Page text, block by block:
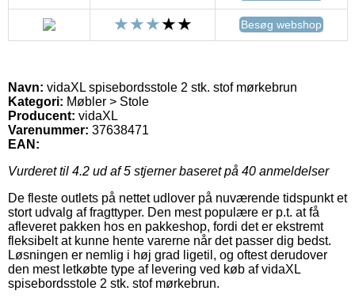
Besøg webshop
Navn: vidaXL spisebordsstole 2 stk. stof mørkebrun
Kategori: Møbler > Stole
Producent: vidaXL
Varenummer: 37638471
EAN:
Vurderet til 4.2 ud af 5 stjerner baseret på 40 anmeldelser
De fleste outlets på nettet udlover på nuværende tidspunkt et
stort udvalg af fragttyper. Den mest populære er p.t. at få
afleveret pakken hos en pakkeshop, fordi det er ekstremt
fleksibelt at kunne hente varerne når det passer dig bedst.
Løsningen er nemlig i høj grad ligetil, og oftest derudover
den mest letkøbte type af levering ved køb af vidaXL
spisebordsstole 2 stk. stof mørkebrun.